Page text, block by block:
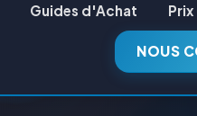
Guides d'Achat
NOUS